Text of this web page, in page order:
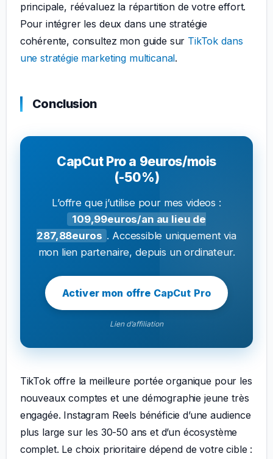
principale, réévaluez la répartition de votre effort.
Pour intégrer les deux dans une stratégie
cohérente, consultez mon guide sur TikTok dans
une stratégie marketing multicanal.
Conclusion
CapCut Pro a 9euros/mois
(-50%)
L’offre que j’utilise pour mes videos :
109,99euros/an au lieu de
287,88euros . Accessible uniquement via
mon lien partenaire, depuis un ordinateur.
Activer mon offre CapCut Pro
Lien d’affiliation
TikTok offre la meilleure portée organique pour les
nouveaux comptes et une démographie jeune très
engagée. Instagram Reels bénéficie d’une audience
plus large sur les 30-50 ans et d’un écosystème
complet. Le choix prioritaire dépend de votre cible :